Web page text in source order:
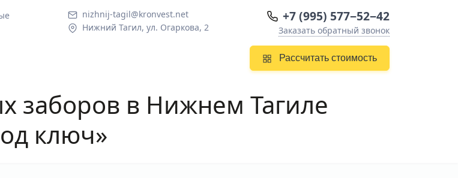
nizhnij-tagil@kronvest.net
Нижний Тагил, ул. Огаркова, 2
+7 (995) 577−52−42
Заказать обратный звонок
Рассчитать стоимость
заборов в Нижнем Тагиле
ключ»